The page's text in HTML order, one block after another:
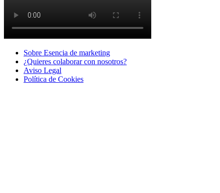
Sobre Esencia de marketing
¿Quieres colaborar con nosotros?
Aviso Legal
Polí­tica de Cookies